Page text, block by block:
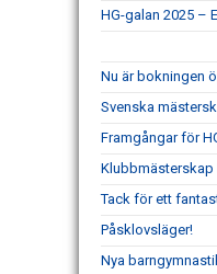
HG-galan 2025 –
Nu är bokningen
Svenska
Framgångar för
Klubbmästerskap
Tack för ett
Påsklovsläger!
Nya